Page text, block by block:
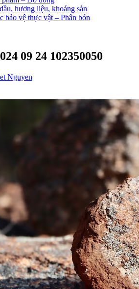
hương liệu, khoáng sản
bảo vệ thực vật – Phân bón
09 24 102350050
Nguyen